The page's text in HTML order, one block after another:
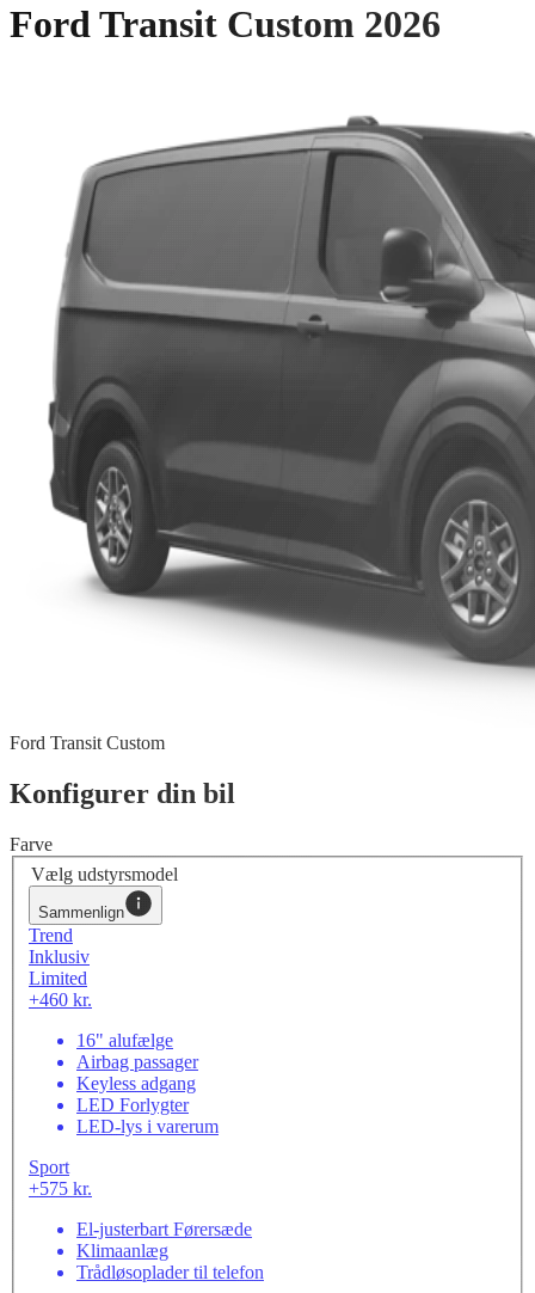
Ford Transit Custom 2026
Ford Transit Custom
Konfigurer din bil
Farve
Vælg udstyrsmodel
Sammenlign
Trend
Inklusiv
Limited
+460 kr.
16" alufælge
Airbag passager
Keyless adgang
LED Forlygter
LED-lys i varerum
Sport
+575 kr.
El-justerbart Førersæde
Klimaanlæg
Trådløsoplader til telefon